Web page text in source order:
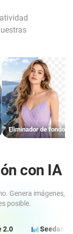
Eliminador de fondos
con IA
Genera imágenes,
posible.
2.0